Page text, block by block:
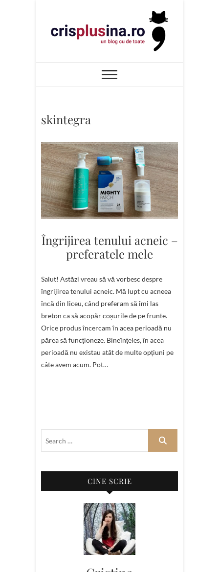
content
Cris+ina
skintegra
Îngrijirea tenului acneic –
preferatele mele
Salut! Astăzi vreau să vă vorbesc despre
îngrijirea tenului acneic. Mă lupt cu acneea
încă din liceu, când preferam să îmi las
breton ca să acopăr coșurile de pe frunte.
Orice produs încercam în acea perioadă nu
părea să funcționeze. Bineînțeles, în acea
perioadă nu existau atât de multe opțiuni pe
câte avem acum. Pot…
CINE SCRIE